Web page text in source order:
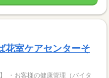
花室ケアセンターそ
・お客様の健康管理（バイタ